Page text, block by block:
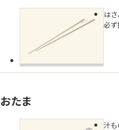
は
必ず
おたま
汁も